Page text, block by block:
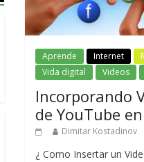
Aprende Internet
Vida digital
Videos
Incorporando
de YouTube
Dimitar Kostadinov
¿ Como Insertar un